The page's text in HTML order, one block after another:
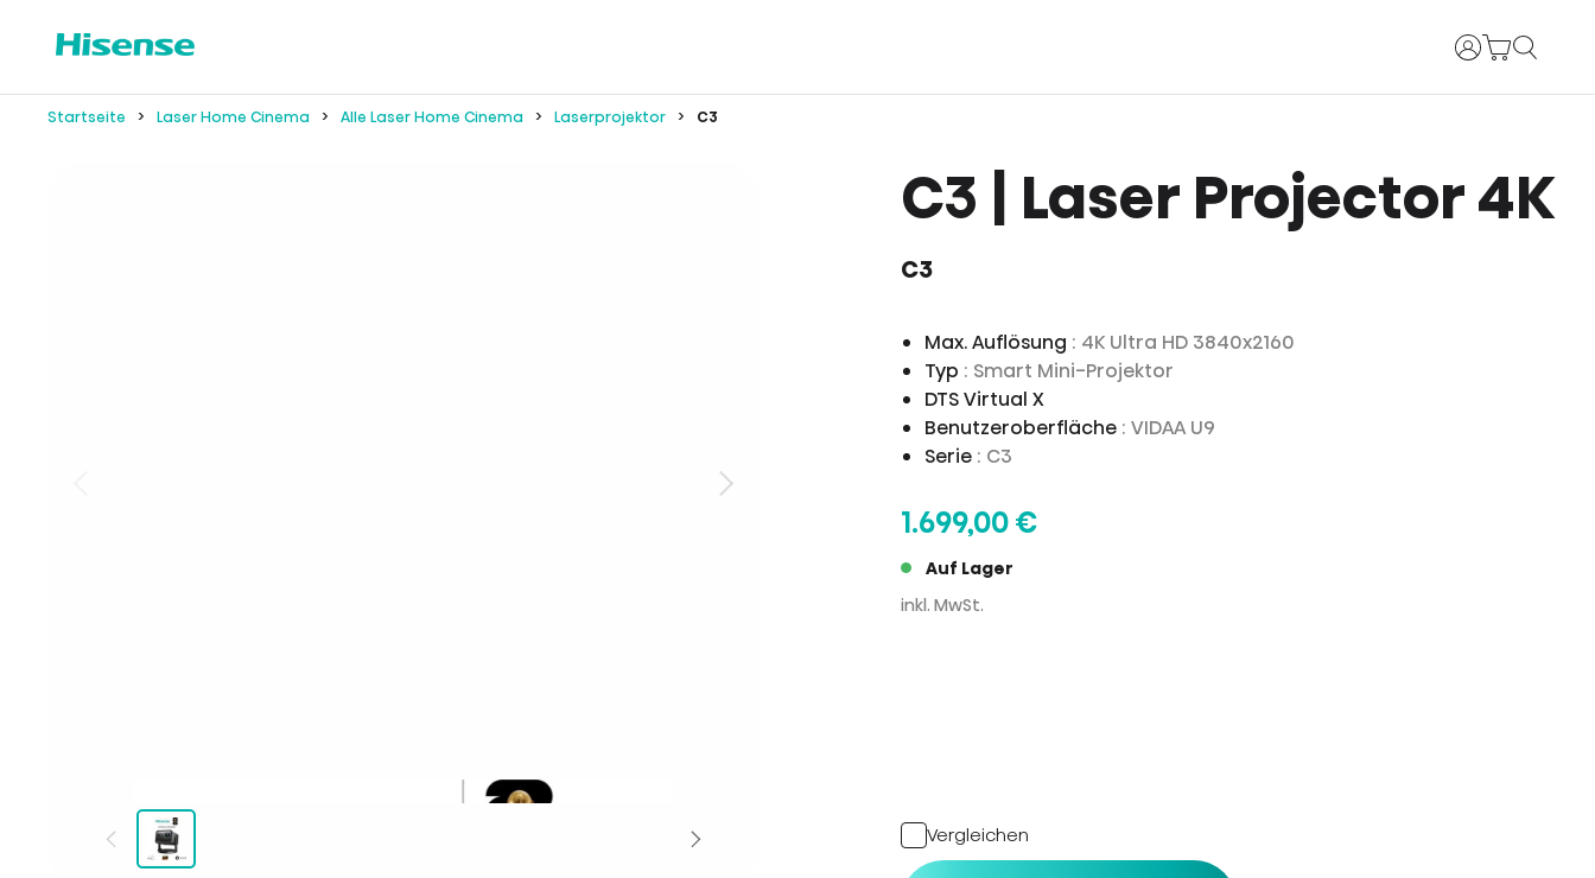
Anmelden
Startseite Laser Home Cinema Alle Laser Home Cinema Laserprojektor C3
C3 | Laser Projector 4K
C3
Max. Auflösung : 4K Ultra HD 3840x2160
Typ : Smart Mini-Projektor
DTS Virtual X
Benutzeroberfläche : VIDAA U9
Serie : C3
1.699,00 €
Auf Lager
inkl. MwSt.
Vergleichen